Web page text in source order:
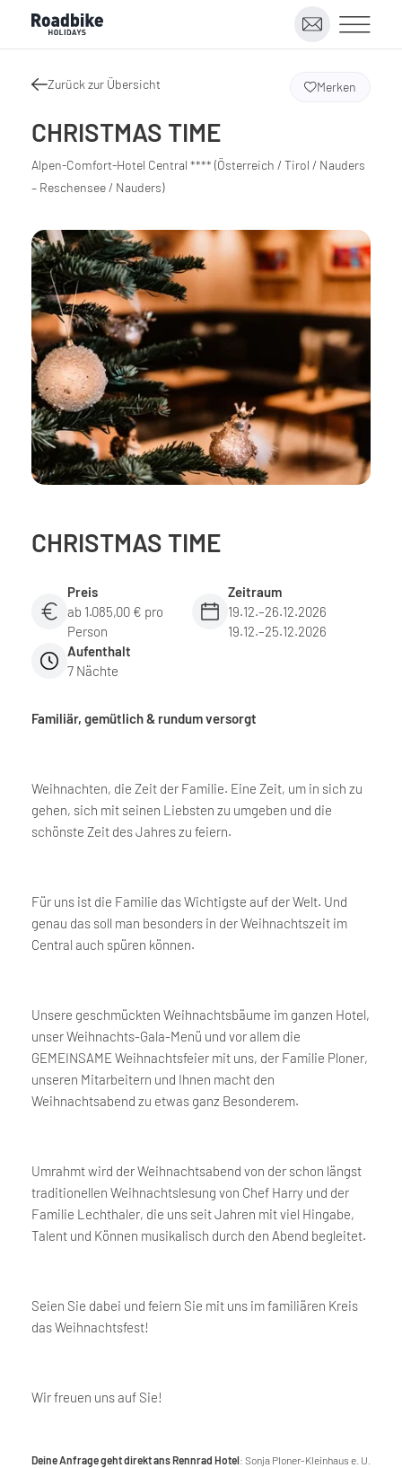
Zurück zur Übersicht
CHRISTMAS TIME
Alpen-Comfort-Hotel Central **** (Österreich / Tirol / Nauders
– Reschensee / Nauders)
Merken
CHRISTMAS TIME
Preis
ab 1.085,00 € pro
Person
Zeitraum
19.12.–26.12.2026
19.12.–25.12.2026
Aufenthalt
7 Nächte
Familiär, gemütlich & rundum versorgt
Weihnachten, die Zeit der Familie. Eine Zeit, um in sich zu
gehen, sich mit seinen Liebsten zu umgeben und die
schönste Zeit des Jahres zu feiern.
Für uns ist die Familie das Wichtigste auf der Welt. Und
genau das soll man besonders in der Weihnachtszeit im
Central auch spüren können.
Unsere geschmückten Weihnachtsbäume im ganzen Hotel,
unser Weihnachts-Gala-Menü und vor allem die
GEMEINSAME Weihnachtsfeier mit uns, der Familie Ploner,
unseren Mitarbeitern und Ihnen macht den
Weihnachtsabend zu etwas ganz Besonderem.
Umrahmt wird der Weihnachtsabend von der schon längst
traditionellen Weihnachtslesung von Chef Harry und der
Familie Lechthaler, die uns seit Jahren mit viel Hingabe,
Talent und Können musikalisch durch den Abend begleitet.
Seien Sie dabei und feiern Sie mit uns im familiären Kreis
das Weihnachtsfest!
Wir freuen uns auf Sie!
Deine Anfrage geht direkt ans Rennrad Hotel: Sonja Ploner-Kleinhaus e. U.